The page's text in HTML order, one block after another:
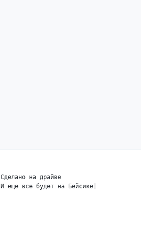
Сделано на драйве
И еще все будет на Бейсике